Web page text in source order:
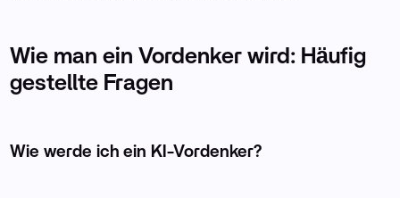
Wie man ein Vordenker wird: Häufig
gestellte Fragen
Wie werde ich ein KI-Vordenker?